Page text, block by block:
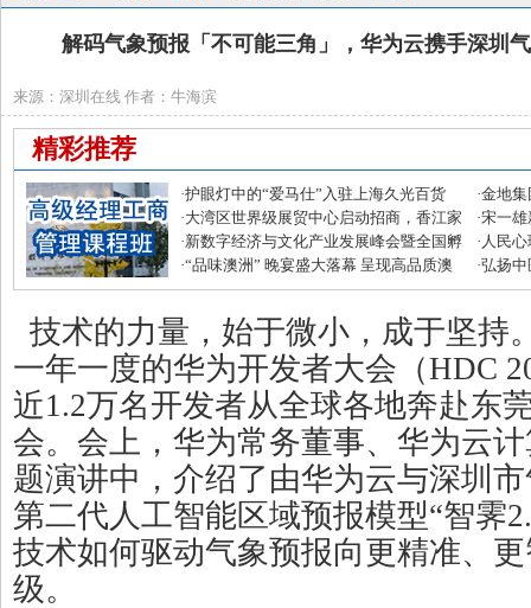
解码气象预报「不可能三角」，华为云携手深圳
来源：深圳在线 作者：牛海滨
精彩推荐
·护眼灯中的“爱马仕”入驻上海久光百货 ·金地集
磅优惠
·大湾区世界级展贸中心启动招商，香江家
居打造建材家居业“东方米兰展”
·宋一雄
生逆袭
·新数字经济与文化产业发展峰会暨全国孵
化中心年度盛典圆满收官
· 人民
·“品味澳洲” 晚宴盛大落幕 呈现高品质澳
式美味
·弘扬中
滋补节
技术的力量，始于微小，成于坚持
一年一度的华为开发者大会（HDC
近1.2万名开发者从全球各地奔赴东
会。会上，华为常务董事、华为云
题演讲中，介绍了由华为云与深圳
第二代人工智能区域预报模型“智霁
技术如何驱动气象预报向更精准、
级。